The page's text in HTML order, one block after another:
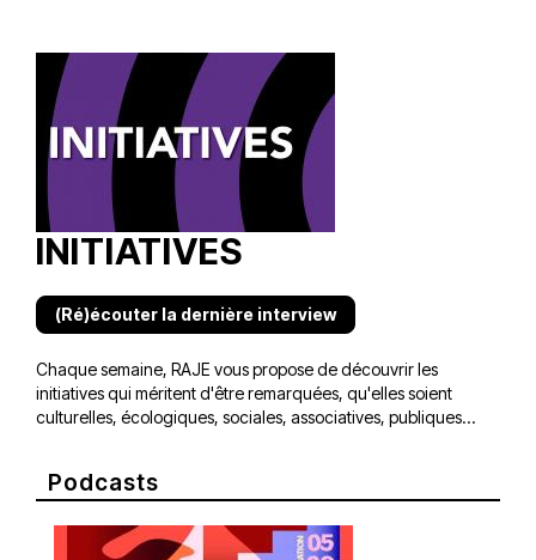
INITIATIVES
(Ré)écouter la dernière interview
Chaque semaine, RAJE vous propose de découvrir les
initiatives qui méritent d'être remarquées, qu'elles soient
culturelles, écologiques, sociales, associatives, publiques...
Podcasts